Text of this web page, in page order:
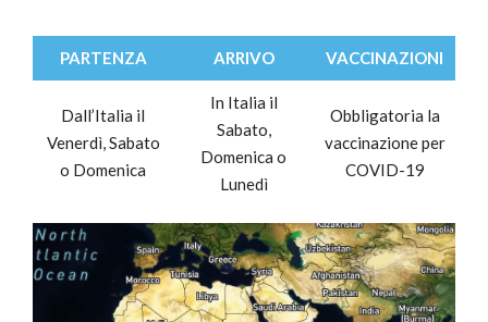
PARTENZA ARRIVO VACCINAZIONI
Dall’Italia il
Venerdì, Sabato
o Domenica
In Italia il
Sabato,
Domenica o
Lunedì
Obbligatoria la
vaccinazione per
COVID-19